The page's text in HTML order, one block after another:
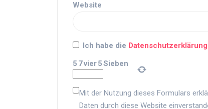
Website
Ich habe die Datenschutzerklärung
5 7vier5Sieben
Mit der Nutzung dieses Formulars
Daten durch diese Website